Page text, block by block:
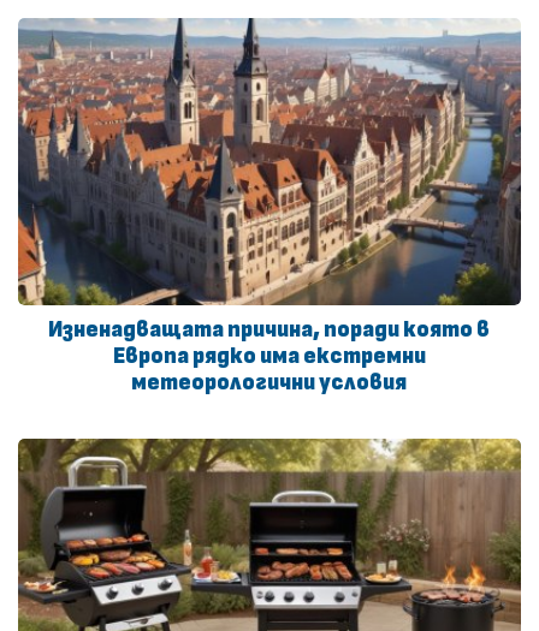
Изненадващата причина, поради която в
Европа рядко има екстремни
метеорологични условия